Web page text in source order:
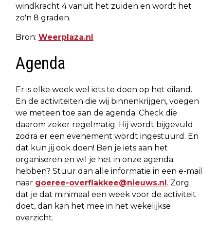
windkracht 4 vanuit het zuiden en wordt het
zo'n 8 graden.
Bron: Weerplaza.nl
Agenda
Er is elke week wel iets te doen op het eiland.
En de activiteiten die wij binnenkrijgen, voegen
we meteen toe aan de agenda. Check die
daarom zeker regelmatig. Hij wordt bijgevuld
zodra er een evenement wordt ingestuurd. En
dat kun jij ook doen! Ben je iets aan het
organiseren en wil je het in onze agenda
hebben? Stuur dan alle informatie in een e-mail
naar goeree-overflakkee@nieuws.nl . Zorg
dat je dat minimaal een week voor de activiteit
doet, dan kan het mee in het wekelijkse
overzicht.